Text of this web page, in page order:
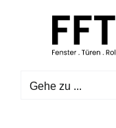
Gehe zu ...